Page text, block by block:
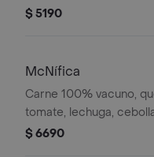
ketchup.
$ 5190
McNífica
Carne 100% vacuno,
tomate, lechuga,
mostaza y mayonesa.
$ 6690